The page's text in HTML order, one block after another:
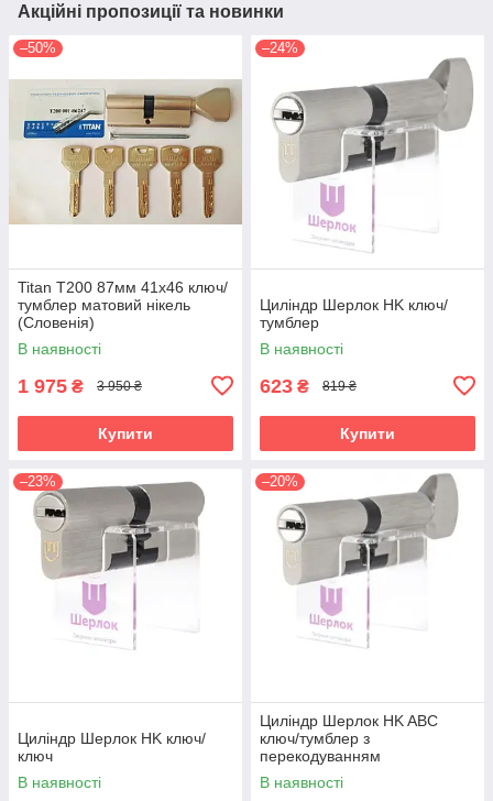
Акційні пропозиції та новинки
–50%
Titan Т200 87мм 41х46 ключ/
тумблер матовий нікель
(Словенія)
В наявності
1 975 ₴ 3 950 ₴
Купити
–24%
Циліндр Шерлок HK ключ/
тумблер
В наявності
623 ₴ 819 ₴
Купити
–23%
Циліндр Шерлок HK ключ/
ключ
В наявності
–20%
Циліндр Шерлок HK ABC
ключ/тумблер з
перекодуванням
В наявності